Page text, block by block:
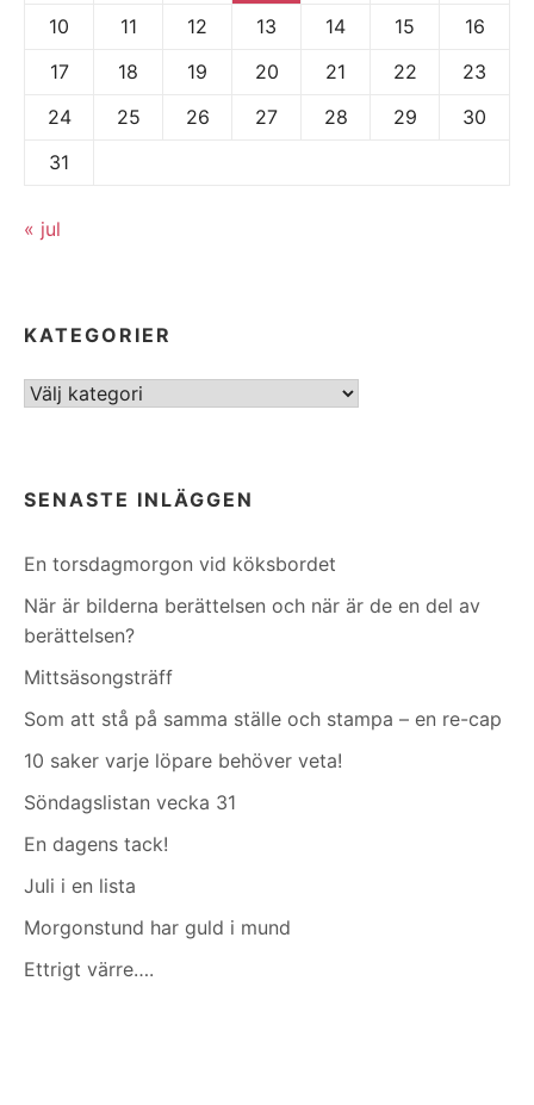
10
11 12 13 14 15
16
17
18 19 20 21 22
23
24
25 26 27 28 29
30
31
« jul
KATEGORIER
Kategorier
SENASTE INLÄGGEN
En torsdagmorgon vid köksbordet
När är bilderna berättelsen och när är de en del av
berättelsen?
Mittsäsongsträff
Som att stå på samma ställe och stampa – en re-cap
10 saker varje löpare behöver veta!
Söndagslistan vecka 31
En dagens tack!
Juli i en lista
Morgonstund har guld i mund
Ettrigt värre….